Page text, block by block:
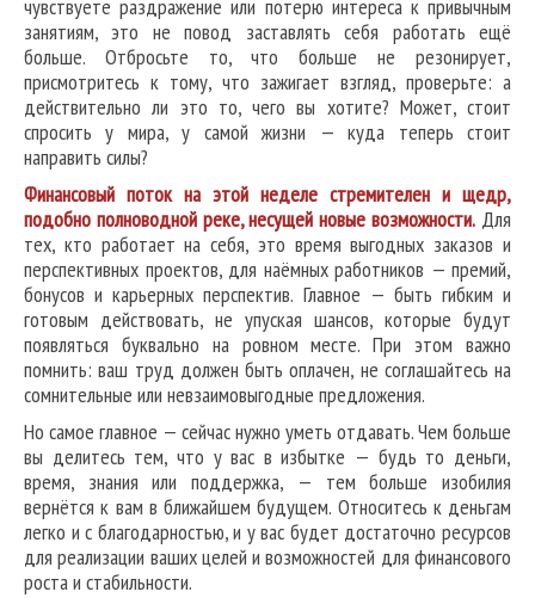
чувствуете раздражение или потерю интереса к привычным
занятиям, это не повод заставлять себя работать ещё
больше. Отбросьте то, что больше не резонирует,
присмотритесь к тому, что зажигает взгляд, проверьте: а
действительно ли это то, чего вы хотите? Может, стоит
спросить у мира, у самой жизни — куда теперь стоит
направить силы?
Финансовый поток на этой неделе стремителен и щедр,
подобно полноводной реке, несущей новые возможности. Для
тех, кто работает на себя, это время выгодных заказов и
перспективных проектов, для наёмных работников — премий,
бонусов и карьерных перспектив. Главное — быть гибким и
готовым действовать, не упуская шансов, которые будут
появляться буквально на ровном месте. При этом важно
помнить: ваш труд должен быть оплачен, не соглашайтесь на
сомнительные или невзаимовыгодные предложения.
Но самое главное — сейчас нужно уметь отдавать. Чем больше
вы делитесь тем, что у вас в избытке — будь то деньги,
время, знания или поддержка, — тем больше изобилия
вернётся к вам в ближайшем будущем. Относитесь к деньгам
легко и с благодарностью, и у вас будет достаточно ресурсов
для реализации ваших целей и возможностей для финансового
роста и стабильности.